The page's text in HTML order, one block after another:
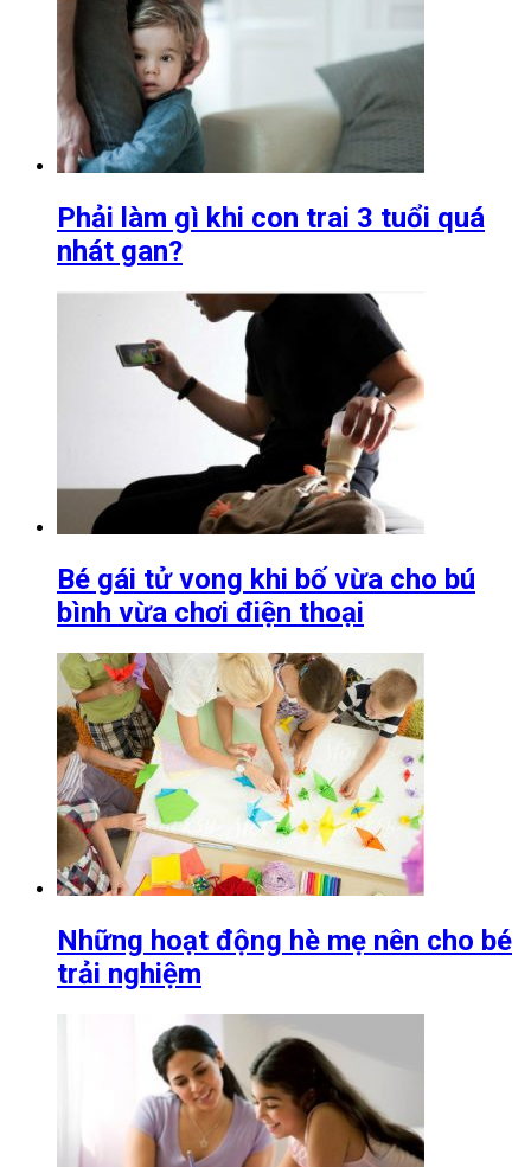
Phải làm gì khi con trai 3 tuổi quá
nhát gan?
Bé gái tử vong khi bố vừa cho bú
bình vừa chơi điện thoại
Những hoạt động hè mẹ nên cho bé
trải nghiệm